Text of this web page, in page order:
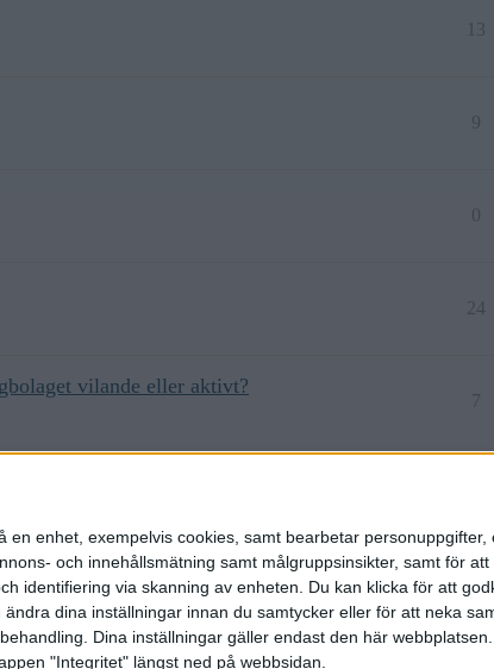
en enhet, exempelvis cookies, samt bearbetar
och innehållsmätning samt målgruppsinsikter, samt för
identifiering via skanning av enheten. Du kan klicka för att
dina inställningar innan du samtycker eller för att neka
Dina inställningar gäller endast den här
"Integritet" längst ned på webbsidan.
13
9
0
24
vilande eller aktivt?
7